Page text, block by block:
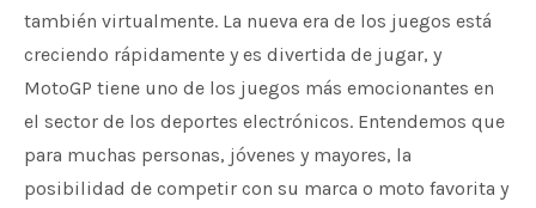
también virtualmente. La nueva era de los juegos está
creciendo rápidamente y es divertida de jugar, y
MotoGP tiene uno de los juegos más emocionantes en
el sector de los deportes electrónicos. Entendemos que
para muchas personas, jóvenes y mayores, la
posibilidad de competir con su marca o moto favorita y